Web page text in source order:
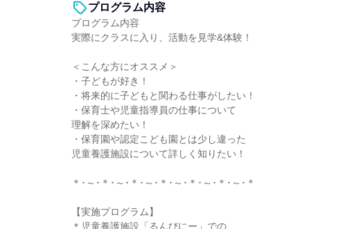
プログラム内容
プログラム内容
実際にクラスに入り、活動を見学&体験！
＜こんな方にオススメ＞
・子どもが好き！
・将来的に子どもと関わる仕事がしたい！
・保育士や児童指導員の仕事について
理解を深めたい！
・保育園や認定こども園とは少し違った
児童養護施設について詳しく知りたい！
＊･～･＊･～･＊･～･＊･～･＊･～･＊･～･＊
【実施プログラム】
＊児童養護施設「るんびにー」での